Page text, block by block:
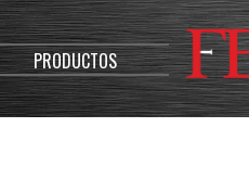
PRODUCTOS